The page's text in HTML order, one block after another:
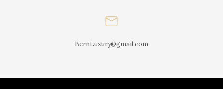
BernLuxury@gmail.com